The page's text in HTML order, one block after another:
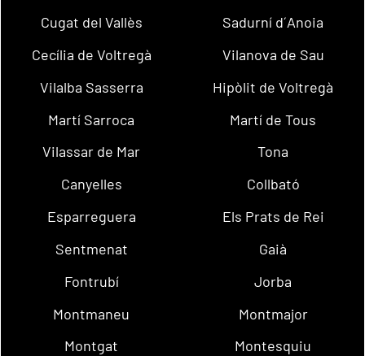
Cugat del Vallès
Sadurní d´Anoia
Cecília de Voltregà
Vilanova de Sau
Vilalba Sasserra
Hipòlit de Voltregà
Martí Sarroca
Martí de Tous
Vilassar de Mar
Tona
Canyelles
Collbató
Esparreguera
Els Prats de Rei
Sentmenat
Gaià
Fontrubí
Jorba
Montmaneu
Montmajor
Montgat
Montesquiu